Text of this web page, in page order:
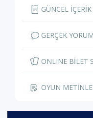
GÜNCEL İÇERİK
GERÇEK
ONLINE BİLET
OYUN